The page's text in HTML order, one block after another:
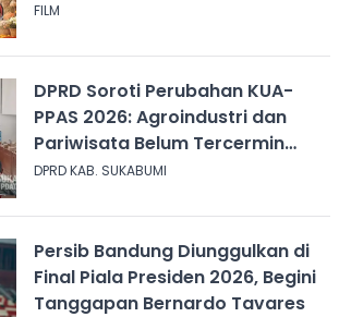
FILM
DPRD Soroti Perubahan KUA-
PPAS 2026: Agroindustri dan
Pariwisata Belum Tercermin
dalam Anggaran
DPRD KAB. SUKABUMI
Persib Bandung Diunggulkan di
Final Piala Presiden 2026, Begini
Tanggapan Bernardo Tavares